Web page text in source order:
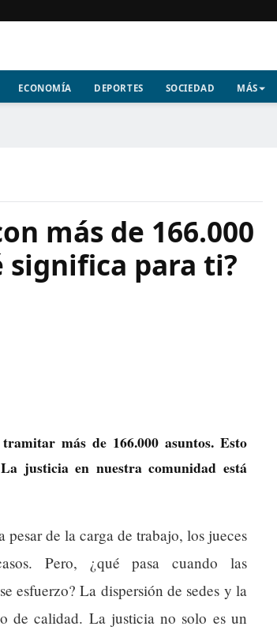
ECONOMÍA DEPORTES SOCIEDAD MÁS
más de 166.000
significa para ti?
más de 166.000 asuntos. Esto
justicia en nuestra comunidad está
de la carga de trabajo, los jueces
Pero, ¿qué pasa cuando las
esfuerzo? La dispersión de sedes y la
de calidad. La justicia no solo es un